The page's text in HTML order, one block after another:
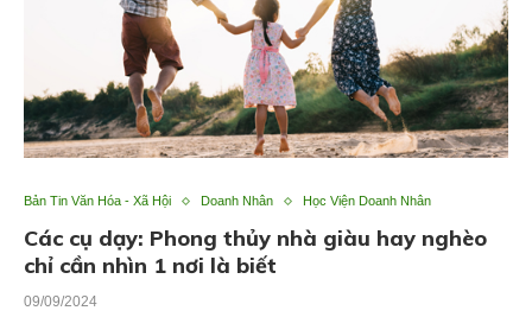
Bản Tin Văn Hóa - Xã Hội Doanh Nhân Học Viện Doanh Nhân
Các cụ dạy: Phong thủy nhà giàu hay nghèo
chỉ cần nhìn 1 nơi là biết
09/09/2024